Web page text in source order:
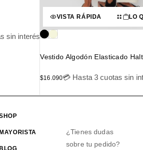
sin interés
VISTA RÁPIDA LO
Vestido Algodón Elasticado
$16.090💳 Hasta 3 cuotas sin
¿Tienes dudas
sobre tu pedido?